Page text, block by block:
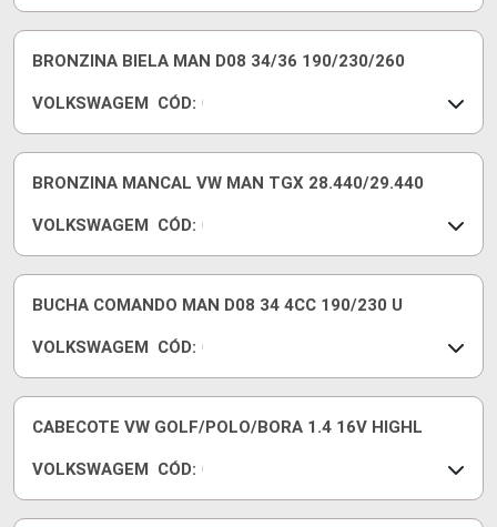
1
9
C
W
2
1
5
8
BRONZINA BIELA MAN D08 34/36 190/230/260
VOLKSWAGEM CÓD: 0
W
1
5
0
1
BRONZINA MANCAL VW MAN TGX 28.440/29.440
VOLKSWAGEM CÓD: 0
W
1
5
0
1
BUCHA COMANDO MAN D08 34 4CC 190/230 U
VOLKSWAGEM CÓD: 0
W
1
3
9
CABECOTE VW GOLF/POLO/BORA 1.4 16V HIGHL
VOLKSWAGEM CÓD: 0
6